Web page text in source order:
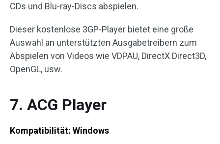
CDs und Blu-ray-Discs abspielen.
Dieser kostenlose 3GP-Player bietet eine große
Auswahl an unterstützten Ausgabetreibern zum
Abspielen von Videos wie VDPAU, DirectX Direct3D,
OpenGL, usw.
7. ACG Player
Kompatibilität: Windows